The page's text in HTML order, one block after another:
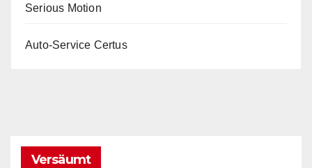
Serious Motion
Auto-Service Certus
Versäumt